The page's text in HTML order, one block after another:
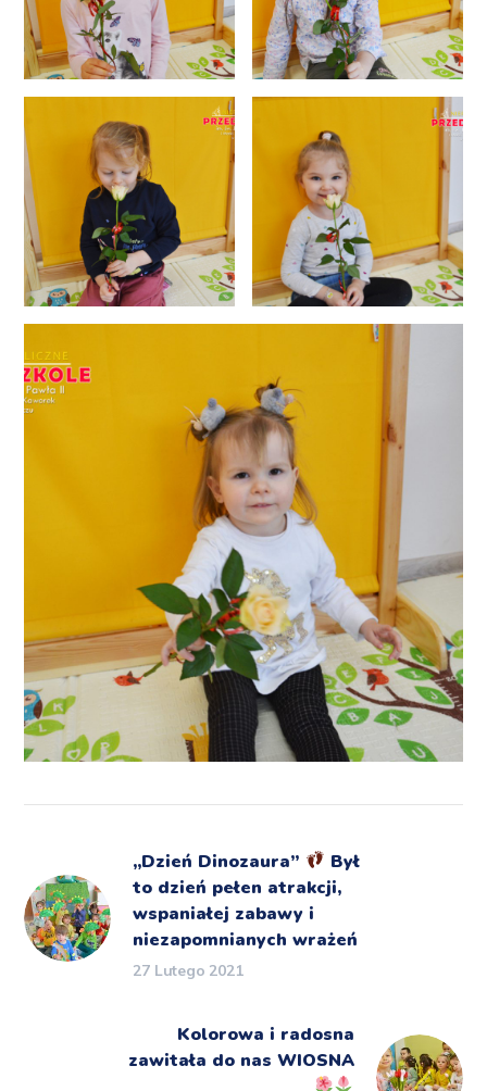
„Dzień Dinozaura”
Był
to dzień pełen atrakcji,
wspaniałej zabawy i
niezapomnianych wrażeń
27 Lutego 2021
Kolorowa i radosna
zawitała do nas WIOSNA